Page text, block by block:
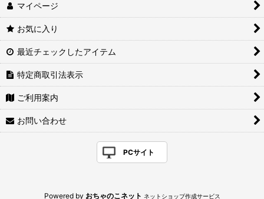
マイページ
お気に入り
最近チェックしたアイテム
特定商取引法表示
ご利用案内
お問い合わせ
PCサイト
Powered by おちゃのこネット ネットショップ作成サービス